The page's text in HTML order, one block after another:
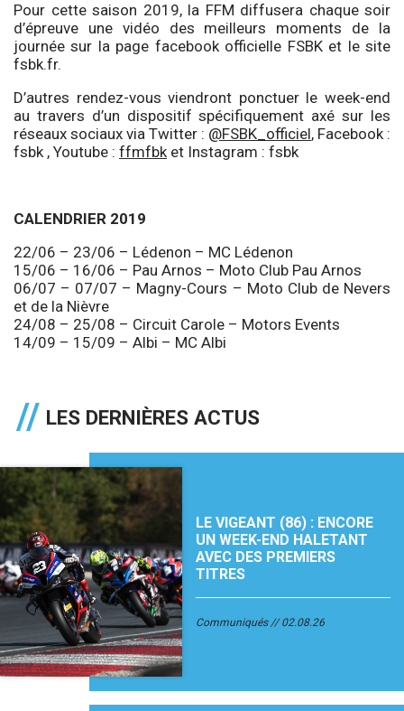
Pour cette saison 2019, la FFM diffusera chaque soir
d’épreuve une vidéo des meilleurs moments de la
journée sur la page facebook officielle FSBK et le site
fsbk.fr.
D’autres rendez-vous viendront ponctuer le week-end
au travers d’un dispositif spécifiquement axé sur les
réseaux sociaux via Twitter : @FSBK_officiel, Facebook :
fsbk , Youtube : ffmfbket Instagram : fsbk
CALENDRIER 2019
22/06 – 23/06 – Lédenon – MC Lédenon
15/06 – 16/06 – Pau Arnos – Moto Club Pau Arnos
06/07 – 07/07 – Magny-Cours – Moto Club de Nevers
et de la Nièvre
24/08 – 25/08 – Circuit Carole – Motors Events
14/09 – 15/09 – Albi – MC Albi
LES DERNIÈRES ACTUS
LE VIGEANT (86) : ENCORE
UN WEEK-END HALETANT
AVEC DES PREMIERS
TITRES
Communiqués 02.08.26